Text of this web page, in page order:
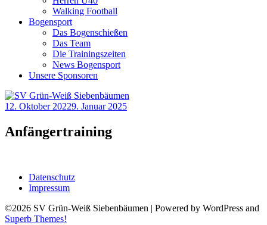
Walking Football
Bogensport
Das Bogenschießen
Das Team
Die Trainingszeiten
News Bogensport
Unsere Sponsoren
12. Oktober 20229. Januar 2025
Anfängertraining
Datenschutz
Impressum
©2026 SV Grün-Weiß Siebenbäumen | Powered by WordPress and
Superb Themes!